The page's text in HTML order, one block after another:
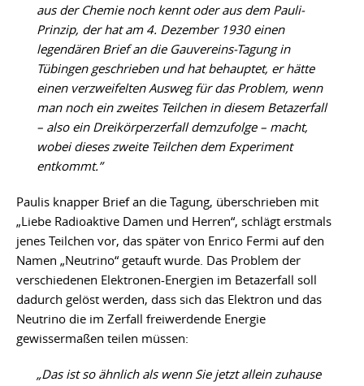
aus der Chemie noch kennt oder aus dem Pauli-
Prinzip, der hat am 4. Dezember 1930 einen
legendären Brief an die Gauvereins-Tagung in
Tübingen geschrieben und hat behauptet, er hätte
einen verzweifelten Ausweg für das Problem, wenn
man noch ein zweites Teilchen in diesem Betazerfall
– also ein Dreikörperzerfall demzufolge – macht,
wobei dieses zweite Teilchen dem Experiment
entkommt.”
Paulis knapper Brief an die Tagung, überschrieben mit
„Liebe Radioaktive Damen und Herren“, schlägt erstmals
jenes Teilchen vor, das später von Enrico Fermi auf den
Namen „Neutrino“ getauft wurde. Das Problem der
verschiedenen Elektronen-Energien im Betazerfall soll
dadurch gelöst werden, dass sich das Elektron und das
Neutrino die im Zerfall freiwerdende Energie
gewissermaßen teilen müssen:
„Das ist so ähnlich als wenn Sie jetzt allein zuhause